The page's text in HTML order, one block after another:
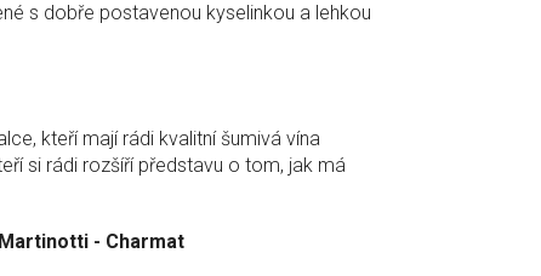
s dobře postavenou kyselinkou a lehkou
kteří mají rádi kvalitní šumivá vína
si rádi rozšíří představu o tom, jak má
Martinotti - Charmat